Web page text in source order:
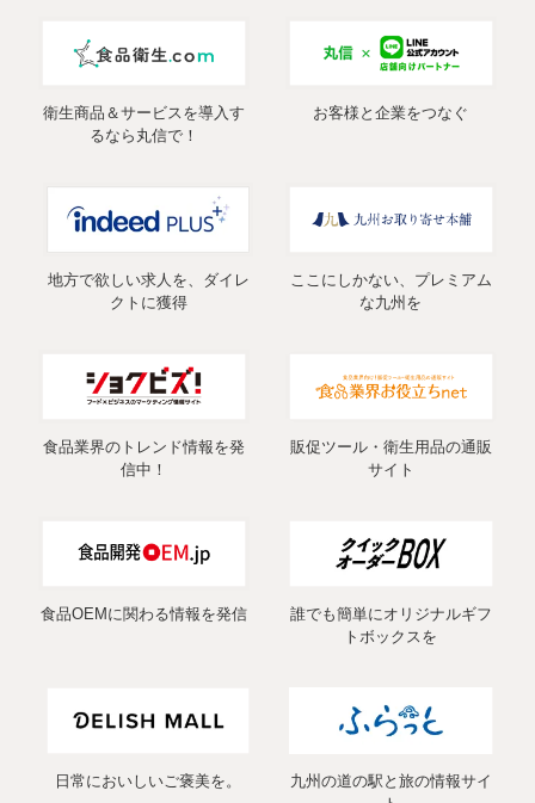
衛生商品＆サービスを導入す
るなら丸信で！
お客様と企業をつなぐ
地方で欲しい求人を、ダイレ
クトに獲得
ここにしかない、プレミアム
な九州を
食品業界のトレンド情報を発
信中！
販促ツール・衛生用品の通販
サイト
食品OEMに関わる情報を発信
誰でも簡単にオリジナルギフ
トボックスを
日常においしいご褒美を。
九州の道の駅と旅の情報サイ